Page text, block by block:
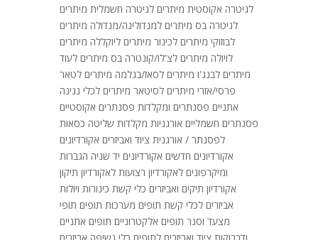
לגיטרה אקוסטית מיתרים לגיטרה חשמלית מיתרים
לגיטרה בס מיתרים למנדולינה/מנדולה מיתרים
לבוזוקי מיתרים לכינור מיתרים ליוקללה מיתרים
לויולה מיתרים לצ'לו/קונטרה בס מיתרים לעוד
מיתרים לבנג'ו מיתרים לסאז/בגלמה מיתרים לטאר
פרסי/אזרי מיתרים לסיטאר מיתרים לכלי נגינה
אתניים פסנתרים ומקלדות פסנתרים אקוסטיים
פסנתרים חשמליים אורגניות מקלדות שליטה כסאות
לפסנתר / אורגנית ציוד ואביזרים אקורדיונים
אקורדיונים חדשים אקורדיונים יד שניה הגברות
ומיקרפונים לאקורדיון רצועות לאקורדיון תיקון
אקורדיון תיקים ואביזרים כלי קשת כינורות ויולות
אביזרים לכלי קשת תופים מערכות תופים תופי
מצעד וסנר תופים אלקטרוניים תופים אתניים
ודרבוקות ציוד ואביזרים לתופים כלי נשיפה אביזרים